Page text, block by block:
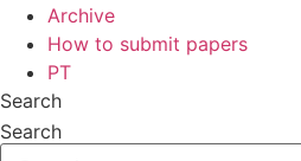
Archive
How to submit papers
PT
Search
Search